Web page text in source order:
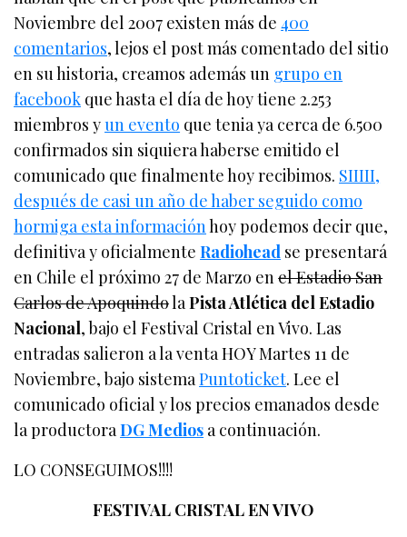
Noviembre del 2007 existen más de400
comentarios, lejos el post más comentado del sitio
en su historia, creamos además un grupo en
facebook que hasta el día de hoy tiene 2.253
miembros yun evento que tenia ya cerca de 6.500
confirmados sin siquiera haberse emitido el
comunicado que finalmente hoy recibimos. SIIIII,
después de casi un año de haber seguido como
hormiga esta informaciónhoy podemos decir que,
definitiva y oficialmenteRadiohead se presentará
en Chile el próximo 27 de Marzo enel Estadio San
Carlos de ApoquindolaPista Atlética del Estadio
Nacional, bajo el Festival Cristal en Vivo. Las
entradas salieron a la venta HOY Martes 11 de
Noviembre, bajo sistemaPuntoticket. Lee el
comunicado oficial y los precios emanados desde
la productoraDG Medios a continuación.
LO CONSEGUIMOS!!!!
FESTIVAL CRISTAL EN VIVO